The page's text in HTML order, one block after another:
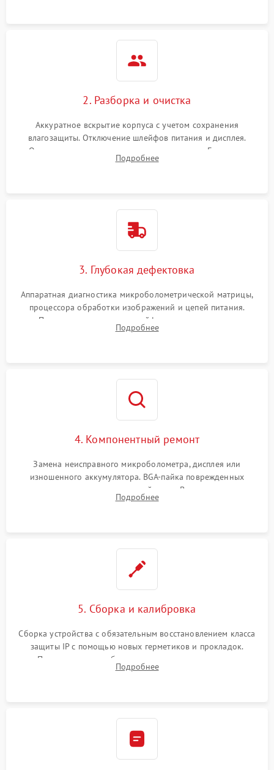
2. Разборка и очистка
Аккуратное вскрытие корпуса с учетом сохранения
влагозащиты. Отключение шлейфов питания и дисплея.
Очистка внутренних плат от окислов и пыли. Бережная
обработка германиевого объектива специализированными
Подробнее
3. Глубокая дефектовка
Аппаратная диагностика микроболометрической матрицы,
процессора обработки изображений и цепей питания.
Проверка целостности шлейфов, модуля памяти и
интерфейсов связи. Выявление сгоревших SMD-компонентов
Подробнее
4. Компонентный ремонт
Замена неисправного микроболометра, дисплея или
изношенного аккумулятора. BGA-пайка поврежденных
контроллеров на материнской плате. Восстановление
разъемов и кнопок, замена поврежденных элементов
Подробнее
5. Сборка и калибровка
Сборка устройства с обязательным восстановлением класса
защиты IP с помощью новых герметиков и прокладок.
Программная калибровка матрицы по эталонному
абсолютно черному телу для точного измерения температур.
Подробнее